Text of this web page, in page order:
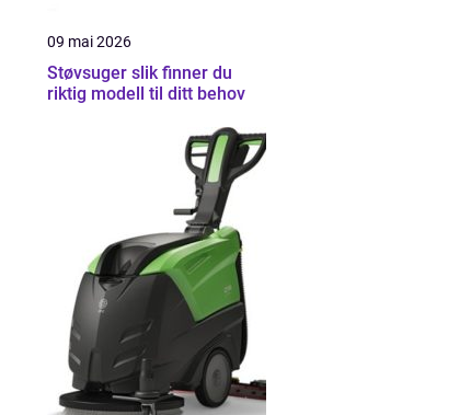
09 mai 2026
Støvsuger slik finner du
riktig modell til ditt behov